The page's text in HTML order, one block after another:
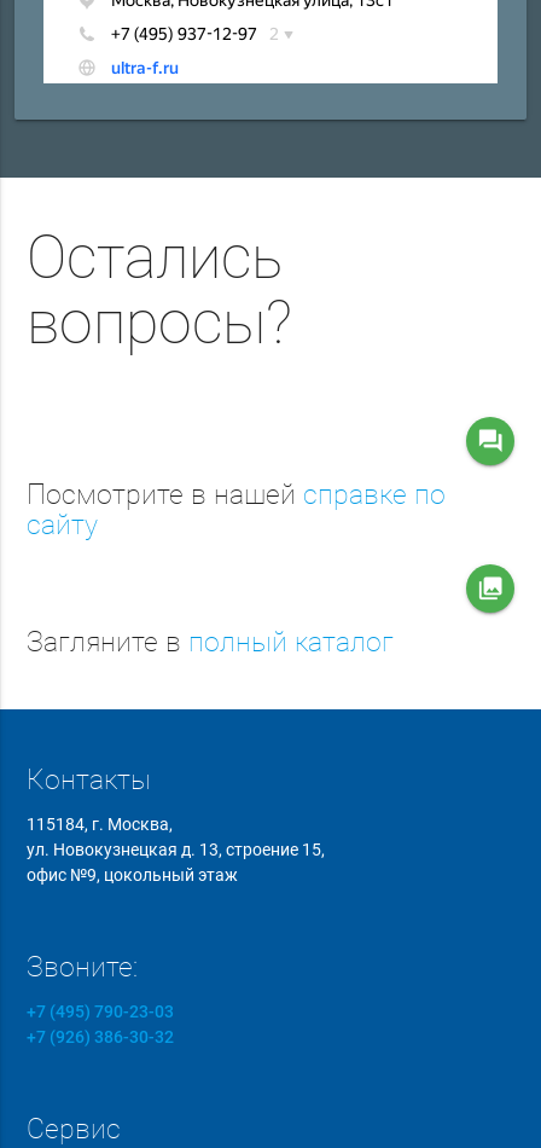
Остались
вопросы?
question_answer
Посмотрите в нашей справке по
сайту
collections
Загляните в полный каталог
Контакты
115184, г. Москва,
ул. Новокузнецкая д. 13, строение 15,
офис №9, цокольный этаж
Звоните:
+7 (495) 790-23-03
+7 (926) 386-30-32
Сервис